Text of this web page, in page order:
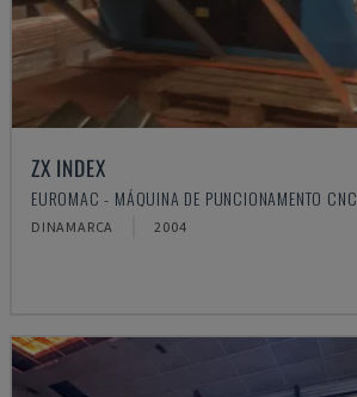
ZX INDEX
EUROMAC - MÁQUINA DE PUNCIONAMENTO CNC
DINAMARCA 2004